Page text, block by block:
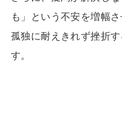
も」という不安を増幅
孤独に耐えきれず挫折
す。